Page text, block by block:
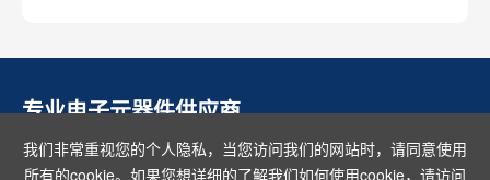
我们非常重视您的个人隐私，当您访问我们的网站时，请同意使用
所有的cookie。如果您想详细的了解我们如何使用cookie，请访问
专业电子元器件供应商